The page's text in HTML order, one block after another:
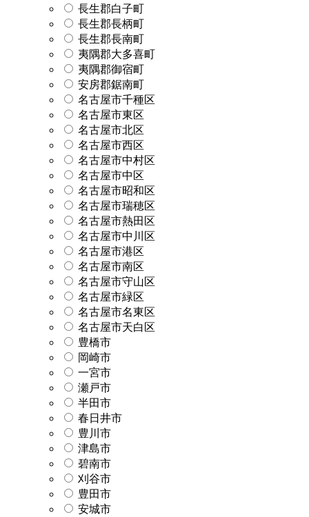
長生郡白子町
長生郡長柄町
長生郡長南町
夷隅郡大多喜町
夷隅郡御宿町
安房郡鋸南町
名古屋市千種区
名古屋市東区
名古屋市北区
名古屋市西区
名古屋市中村区
名古屋市中区
名古屋市昭和区
名古屋市瑞穂区
名古屋市熱田区
名古屋市中川区
名古屋市港区
名古屋市南区
名古屋市守山区
名古屋市緑区
名古屋市名東区
名古屋市天白区
豊橋市
岡崎市
一宮市
瀬戸市
半田市
春日井市
豊川市
津島市
碧南市
刈谷市
豊田市
安城市